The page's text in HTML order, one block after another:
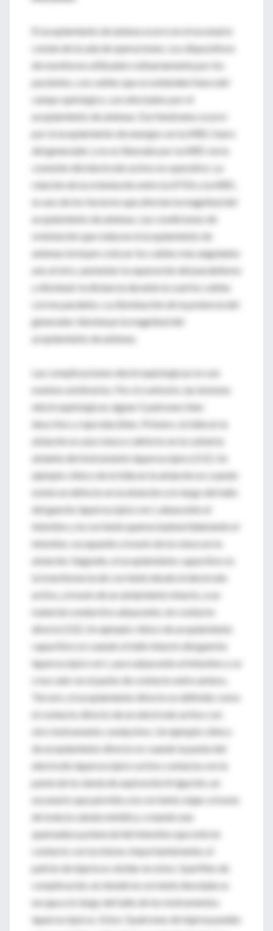
El acoplamiento de antena ocurre en el escenario
común de la sala de operaciones. Los dispositivos
de monitoreo utilizados rutinariamente por los
pacientes, con cables que se extienden fuera del
campo quirúrgico, son afectados por el
acoplamiento de antenas. Ese fenómeno ocurre
por el acoplamiento de energía con la AREI, fuera
del generador y no es liberado por la AREI vía la
conexión del electrodo activo no operativo. La
relación de la orientación entre la ATEA y la AREI,
es uno de los factores que afectan la magnitud del
acoplamiento de antenas. Las condiciones de
orientación que reducen el acoplamiento de
antenas incluyen colocar los cables más angulados
uno al otro, aumentar la separación del paralelismo
y disminuir la distancia durante la cual los cables
corren paralelos. La disminución de la potencia del
generador disminuye la magnitud del
acoplamiento de antenas.
Las complicaciones electroquirúrgicas no son
eventos arbitrarios. Por el contrario, las lesiones
electroquirúrgicas siguen 5 patrones bien
descritos y reproducibles. Primero, la falla en la
aislación es una rotura o defecto en la cubierta
aislante del instrumento laparoscópico [11]. Un
ejemplo clínico de la falla en la aislación es cuando
existe un defecto en la aislación a lo largo del tallo
del gancho laparoscópico en L adyacente al
intestino y la corriente quema inadvertidamente el
intestino. escapando a través de la rotura en la
aislación. Segundo, el acoplamiento capacitivo es
la transferencia de corriente desde el electrodo
activo, a través de un aislamiento intacto, a un
material conductivo adyacente, sin contacto
directo [12]. Un ejemplo clínico de acoplamiento
capacitivo es cuando el tallo intacto del gancho
laparoscópico en L yace adyacente al intestino y se
crea calor en el punto de contacto entre ambos.
Tercero, el acoplamiento directo es definido como
el contacto directo de un electrodo activo con
otro instrumento conductivo. Un ejemplo clínico
de acoplamiento directo es cuando la punta del
electrodo laparoscópico activo contacta con la
punta de la cánula de aspiración/irrigación, un
escenario que permite a la corriente viajar a través
de toda la cánula metálica, creando una
quemadura potencial del intestino que esté en
contacto con la misma. Importantemente, el
patrón de injuria es similar en estos 3 perfiles de
complicación, en donde la corriente desviada se
escapa a lo largo del tallo de los instrumentos
laparoscópicos. Estos 3 patrones de injuria pueden